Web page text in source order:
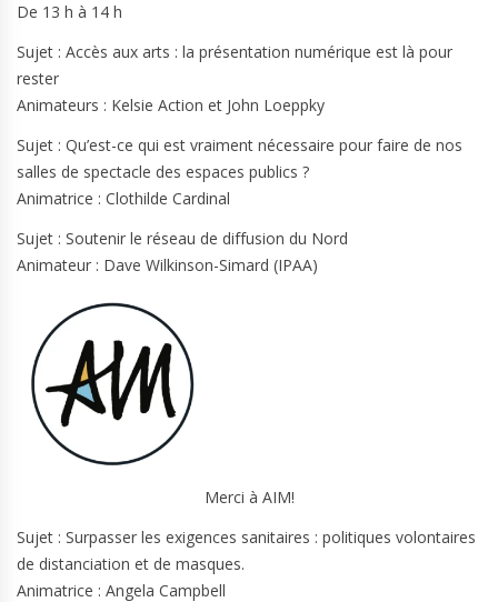
De 13 h à 14 h
Sujet : Accès aux arts : la présentation numérique est là pour
rester
Animateurs : Kelsie Action et John Loeppky
Sujet : Qu’est-ce qui est vraiment nécessaire pour faire de nos
salles de spectacle des espaces publics ?
Animatrice : Clothilde Cardinal
Sujet : Soutenir le réseau de diffusion du Nord
Animateur : Dave Wilkinson-Simard (IPAA)
Merci à AIM!
Sujet : Surpasser les exigences sanitaires : politiques volontaires
de distanciation et de masques.
Animatrice : Angela Campbell